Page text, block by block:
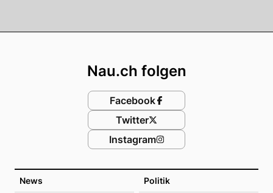
News Politik
Nau.ch folgen
Facebook
Twitter
Instagram